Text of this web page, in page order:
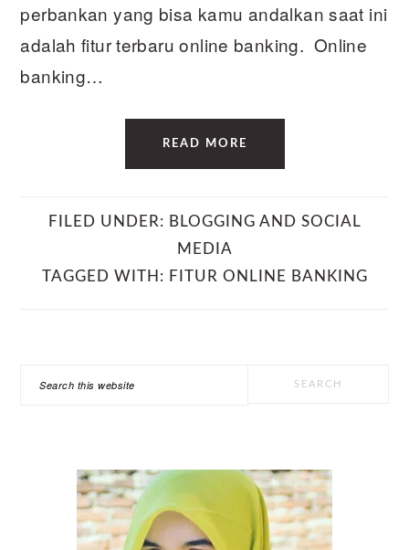
perbankan yang bisa kamu andalkan saat ini
adalah fitur terbaru online banking. Online
banking…
READ MORE
FILED UNDER: BLOGGING AND SOCIAL
MEDIA
TAGGED WITH: FITUR ONLINE BANKING
Search